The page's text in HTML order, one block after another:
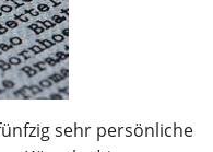
sehr persönliche